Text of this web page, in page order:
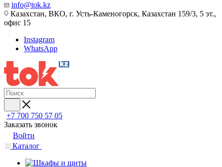
info@tok.kz
Казахстан, ВКО, г. Усть-Каменогорск, Казахстан 159/3, 5 эт.,
офис 15
Instagram
WhatsApp
+7 700 750 57 05
Заказать звонок
Войти
Каталог